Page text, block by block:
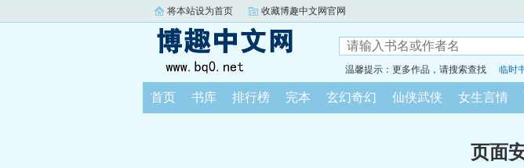
将本站设为首页 收藏博趣中文网官网
温馨提示：更多作品，请搜索查找 临时
首页 书库 排行榜 完本 玄幻奇幻 仙侠武侠 女生言情
页面